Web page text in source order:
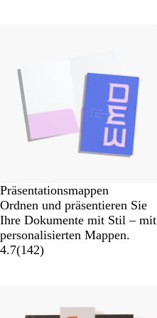
Präsentationsmappen
Ordnen und präsentieren Sie
Ihre Dokumente mit Stil – mit
personalisierten Mappen.
4.7(142)